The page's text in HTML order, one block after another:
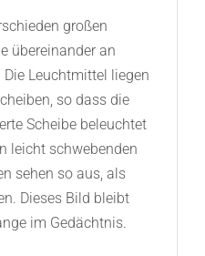
großen
übereinander an
Leuchtmittel liegen
so dass die
Scheibe beleuchtet
leicht schwebenden
sehen so aus, als
Dieses Bild bleibt
im Gedächtnis.